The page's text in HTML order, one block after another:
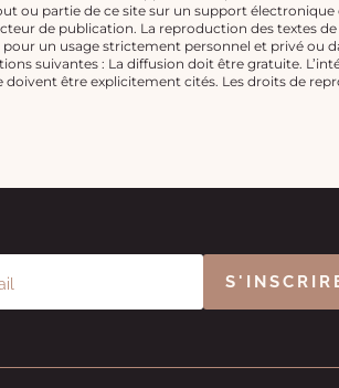
ou partie de ce site sur un support électronique
de publication. La reproduction des textes
un usage strictement personnel et privé ou
suivantes : La diffusion doit être gratuite.
doivent être explicitement cités. Les droits de